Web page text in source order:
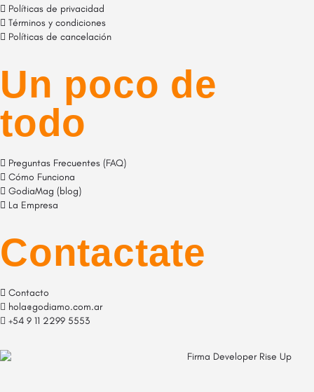
Políticas de privacidad
Términos y condiciones
Políticas de cancelación
Un poco de
todo
Preguntas Frecuentes (FAQ)
Cómo Funciona
GodiaMag (blog)
La Empresa
Contactate
Contacto
hola@godiamo.com.ar
+54 9 11 2299 5553